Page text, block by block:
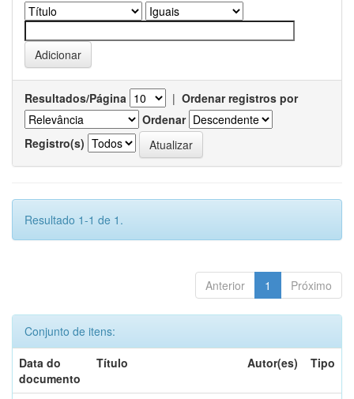
Resultados/Página | Ordenar registros por
Ordenar
Registro(s)
Resultado 1-1 de 1.
Anterior 1 Próximo
Conjunto de itens:
Data do
documento
Título Autor(es) Tipo